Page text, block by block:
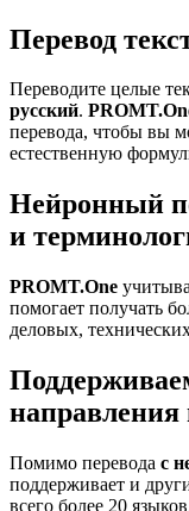
Перевод
Переводите целые
русский.
перевода, чтобы вы
естественную
Нейронный
и
PROMT.One
помогает получать
деловых,
направления
Помимо перевода с
поддерживает и
всего более 20